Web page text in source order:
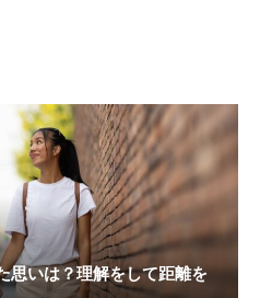
思いは？理解をして距離を